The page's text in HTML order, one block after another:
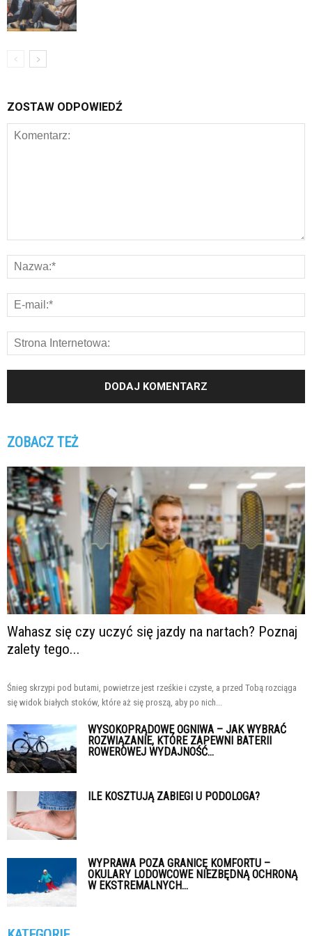
ZOSTAW ODPOWIEDŹ
ZOBACZ TEŻ
Wahasz się czy uczyć się jazdy na nartach? Poznaj
zalety tego...
Śnieg skrzypi pod butami, powietrze jest rześkie i czyste, a przed Tobą rozciąga
się widok białych stoków, które aż się proszą, aby po nich...
WYSOKOPRĄDOWE OGNIWA – JAK WYBRAĆ
ROZWIĄZANIE, KTÓRE ZAPEWNI BATERII
ROWEROWEJ WYDAJNOŚĆ...
ILE KOSZTUJĄ ZABIEGI U PODOLOGA?
WYPRAWA POZA GRANICĘ KOMFORTU –
OKULARY LODOWCOWE NIEZBĘDNĄ OCHRONĄ
W EKSTREMALNYCH...